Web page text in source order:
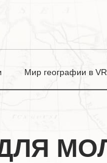
Мир географии в